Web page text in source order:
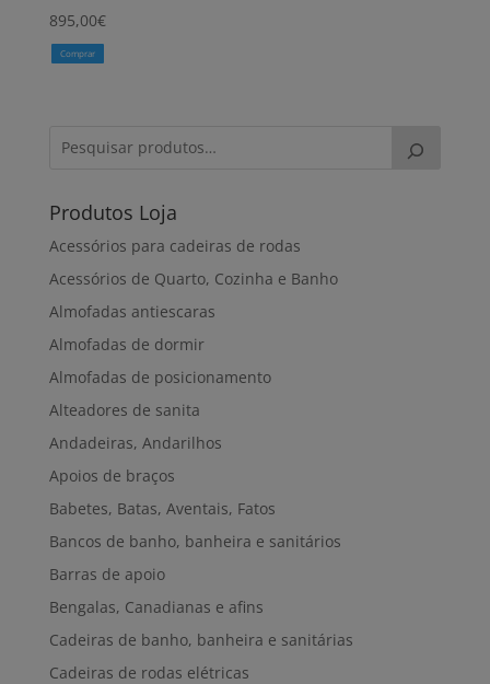
895,00€
Comprar
Produtos Loja
Acessórios para cadeiras de rodas
Acessórios de Quarto, Cozinha e Banho
Almofadas antiescaras
Almofadas de dormir
Almofadas de posicionamento
Alteadores de sanita
Andadeiras, Andarilhos
Apoios de braços
Babetes, Batas, Aventais, Fatos
Bancos de banho, banheira e sanitários
Barras de apoio
Bengalas, Canadianas e afins
Cadeiras de banho, banheira e sanitárias
Cadeiras de rodas elétricas